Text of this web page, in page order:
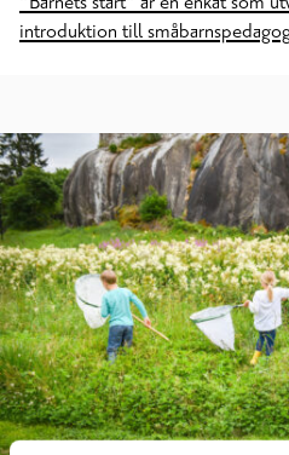
introduktion till